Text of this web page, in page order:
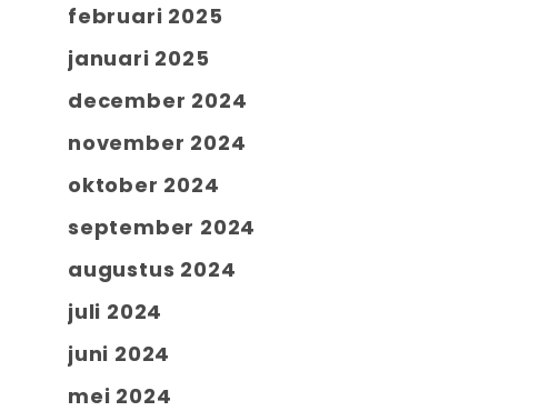
februari 2025
januari 2025
december 2024
november 2024
oktober 2024
september 2024
augustus 2024
juli 2024
juni 2024
mei 2024